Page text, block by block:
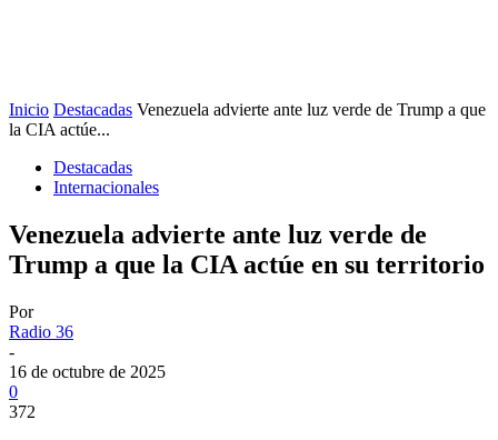
Inicio Destacadas Venezuela advierte ante luz verde de Trump a que
la CIA actúe...
Destacadas
Internacionales
Venezuela advierte ante luz verde de
Trump a que la CIA actúe en su territorio
Por
Radio 36
-
16 de octubre de 2025
0
372